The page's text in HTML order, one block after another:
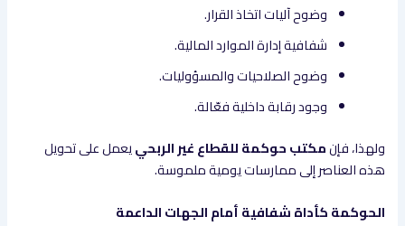
وضوح آليات اتخاذ القرار.
شفافية إدارة الموارد المالية.
وضوح الصلاحيات والمسؤوليات.
وجود رقابة داخلية فعّالة.
ولهذا، فإنمكتب حوكمة للقطاع غير الربحييعمل على تحويل
هذه العناصر إلى ممارسات يومية ملموسة.
الحوكمة كأداة شفافية أمام الجهات الداعمة